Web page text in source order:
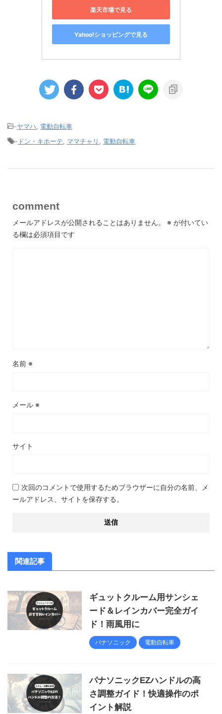
楽天市場で見る
Yahoo!ショッピングで見る
-ヤマハ
電動自転車
- ドン・キホーテ ママチャリ 電動自転車
comment
メールアドレスが公開されることはありません。 ※ が付いてい
る欄は必須項目です
名前 ※
メール ※
サイト
次回のコメントで使用するためブラウザーに自分の名前、メ
ールアドレス、サイトを保存する。
関連記事
ギュットクルーム用サンシェ
ード＆レインカバー完全ガイ
ド！雨風用に
パナソニック 電動自転車
パナソニックEZハンドルの高
さ調整ガイド！快適操作のポ
イント解説